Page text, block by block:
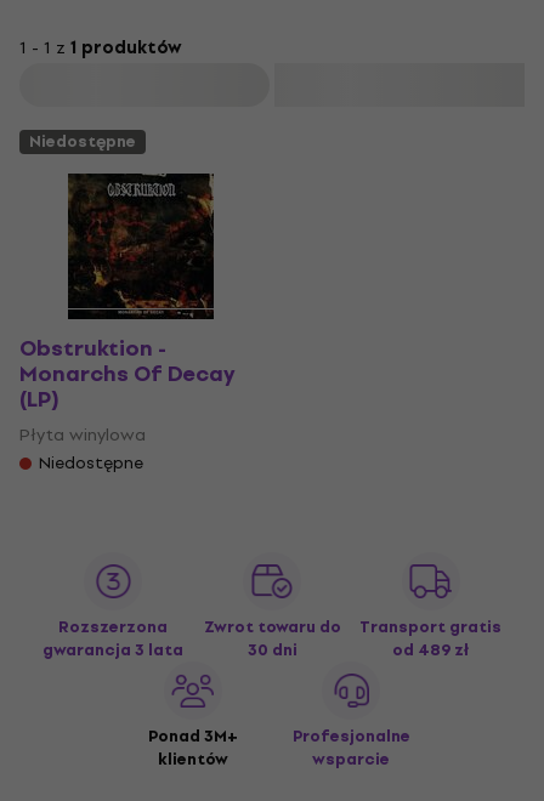
1 - 1 z 1 produktów
Niedostępne
Obstruktion -
Monarchs Of Decay
(LP)
Płyta winylowa
Niedostępne
Rozszerzona
gwarancja 3 lata
Zwrot towaru do
30 dni
Transport gratis
od 489 zł
Ponad 3M+
klientów
Profesjonalne
wsparcie